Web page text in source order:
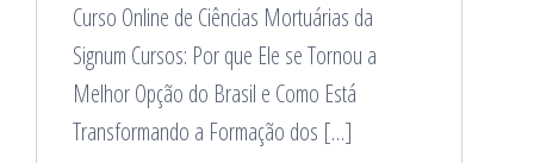
Curso Online de Ciências Mortuárias da
Signum Cursos: Por que Ele se Tornou a
Melhor Opção do Brasil e Como Está
Transformando a Formação dos […]